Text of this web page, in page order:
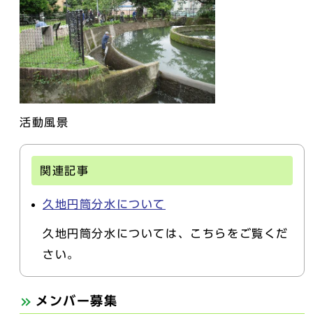
活動風景
関連記事
久地円筒分水について
久地円筒分水については、こちらをご覧くだ
さい。
メンバー募集